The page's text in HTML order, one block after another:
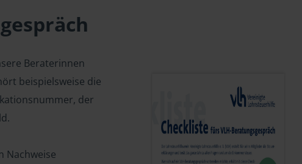
Beraterinnen
beispielsweise die
der
Nachweise